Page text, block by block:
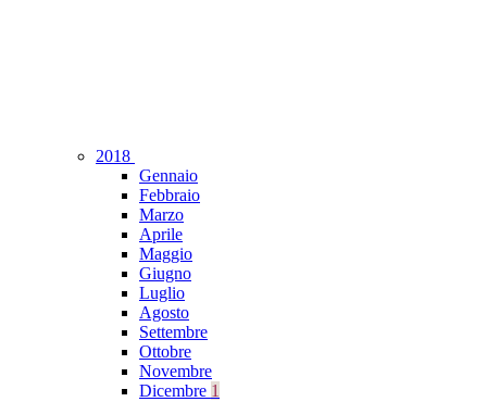
2018
Gennaio
Febbraio
Marzo
Aprile
Maggio
Giugno
Luglio
Agosto
Settembre
Ottobre
Novembre
Dicembre 1